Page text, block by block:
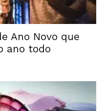
Ano Novo que
ano todo